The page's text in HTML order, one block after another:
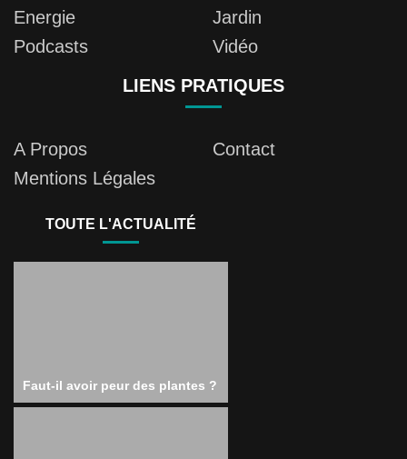
Energie
Jardin
Podcasts
Vidéo
LIENS PRATIQUES
A Propos
Contact
Mentions Légales
TOUTE L'ACTUALITÉ
Faut-il avoir peur des plantes ?